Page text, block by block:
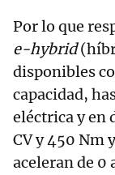
Por lo que
e-hybrid
disponibles
capacidad,
eléctrica y en
CV y 450 Nm
aceleran de 0